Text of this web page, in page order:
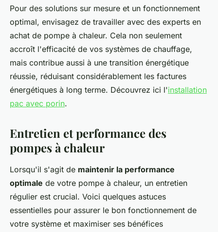
Pour des solutions sur mesure et un fonctionnement
optimal, envisagez de travailler avec des experts en
achat de pompe à chaleur. Cela non seulement
accroît l'efficacité de vos systèmes de chauffage,
mais contribue aussi à une transition énergétique
réussie, réduisant considérablement les factures
énergétiques à long terme. Découvrez ici l'installation
pac avec porin.
Entretien et performance des
pompes à chaleur
Lorsqu'il s'agit de maintenir la performance
optimale de votre pompe à chaleur, un entretien
régulier est crucial. Voici quelques astuces
essentielles pour assurer le bon fonctionnement de
votre système et maximiser ses bénéfices